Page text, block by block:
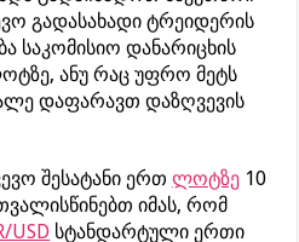
გადასახადი ტრეიდერის
საკომისიო დანარიცხის
ანუ რაც უფრო მეტს
დაფარავთ დაზღვევის
შესატანი ერთლოტზე 10
იმას, რომ
USD სტანდარტული ერთი